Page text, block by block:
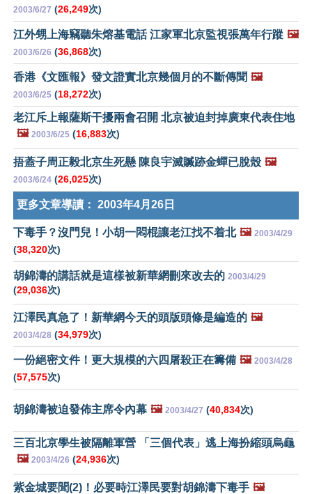
2003/6/27 (26,249次)
江外甥上海竊聽朱熔基電話 江家軍北京監視張萬年行蹤 🖼️
2003/6/26 (36,868次)
香港《文匯報》發文證實北京幾個月的不斷傳聞 🖼️
2003/6/25 (18,272次)
老江斥上報薩斯干擾兩會召開 北京被迫封掉廣東代表住地
🖼️ 2003/6/25 (16,883次)
捂蓋子周正毅北京生死懸 陳良宇滅贓跡金蟬已脫殼 🖼️
2003/6/24 (26,025次)
更多文章導讀： 2003年4月26日
下毒手？沒門兒！小胡一悶棍讓老江找不着北 🖼️ 2003/4/29
(38,320次)
胡錦濤的講話就是這樣被新華網刪來改去的 2003/4/29
(29,036次)
江澤民真急了！新華網今天的頭版頭條是編造的 🖼️
2003/4/28 (34,979次)
一份絕密文件！更大規模的六四屠殺正在籌備 🖼️ 2003/4/28
(57,575次)
胡錦濤被迫發佈主席令內幕 🖼️ 2003/4/27 (40,834次)
三百北京學生被隔離軍營 「三個代表」逃上海扮縮頭烏龜
🖼️ 2003/4/26 (24,936次)
紫金城要聞(2)！必要時江澤民要對胡錦濤下毒手 🖼️